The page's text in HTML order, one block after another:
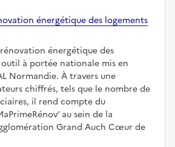
énergétique des logements
rénovation énergétique des
à portée nationale mis en
Normandie. À travers une
chiffrés, tels que le nombre de
il rend compte du
au sein de la
Grand Auch Cœur de